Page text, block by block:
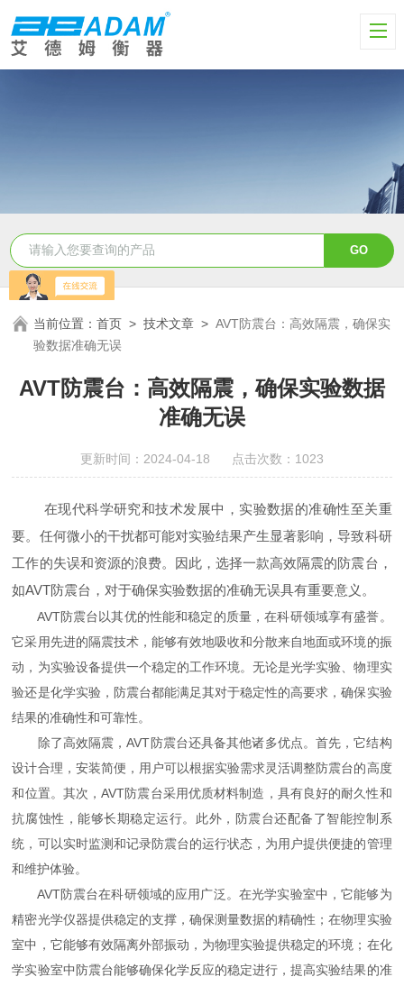
当前位置：首页 >技术文章 >AVT防震台：高效隔震，确保实
验数据准确无误
AVT防震台：高效隔震，确保实验数据
准确无误
更新时间：2024-04-18 点击次数：1023
在现代科学研究和技术发展中，实验数据的准确性至关重
要。任何微小的干扰都可能对实验结果产生显著影响，导致科研
工作的失误和资源的浪费。因此，选择一款高效隔震的防震台，
如AVT防震台，对于确保实验数据的准确无误具有重要意义。
AVT防震台以其优的性能和稳定的质量，在科研领域享有盛誉。
它采用先进的隔震技术，能够有效地吸收和分散来自地面或环境的振
动，为实验设备提供一个稳定的工作环境。无论是光学实验、物理实
验还是化学实验，防震台都能满足其对于稳定性的高要求，确保实验
结果的准确性和可靠性。
除了高效隔震，AVT防震台还具备其他诸多优点。首先，它结构
设计合理，安装简便，用户可以根据实验需求灵活调整防震台的高度
和位置。其次，AVT防震台采用优质材料制造，具有良好的耐久性和
抗腐蚀性，能够长期稳定运行。此外，防震台还配备了智能控制系
统，可以实时监测和记录防震台的运行状态，为用户提供便捷的管理
和维护体验。
AVT防震台在科研领域的应用广泛。在光学实验室中，它能够为
精密光学仪器提供稳定的支撑，确保测量数据的精确性；在物理实验
室中，它能够有效隔离外部振动，为物理实验提供稳定的环境；在化
学实验室中防震台能够确保化学反应的稳定进行，提高实验结果的准